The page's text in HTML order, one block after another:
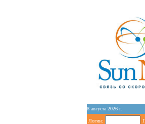
8 августа 2026 г.
Логин: